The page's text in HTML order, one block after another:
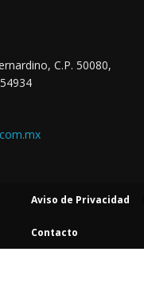
C.P. 50080,
Aviso de Privacidad
Contacto